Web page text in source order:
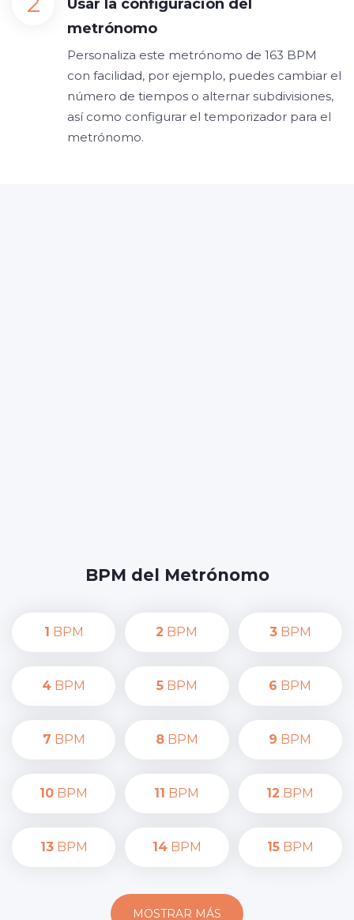
Usar la configuración del
metrónomo
Personaliza este metrónomo de 163 BPM
con facilidad, por ejemplo, puedes cambiar el
número de tiempos o alternar subdivisiones,
así como configurar el temporizador para el
metrónomo.
BPM del Metrónomo
1 BPM 2 BPM 3BPM
4 BPM 5BPM 6 BPM
7 BPM 8BPM 9 BPM
10 BPM 11 BPM 12 BPM
13BPM 14BPM 15BPM
MOSTRAR MÁS